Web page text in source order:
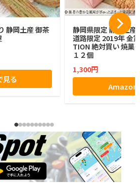
静岡土産 御茶
る
静岡県限定 静岡土産
道路限定 2019年 金
TION 絶対買い 焼菓
１２個
1,300円
Amazon